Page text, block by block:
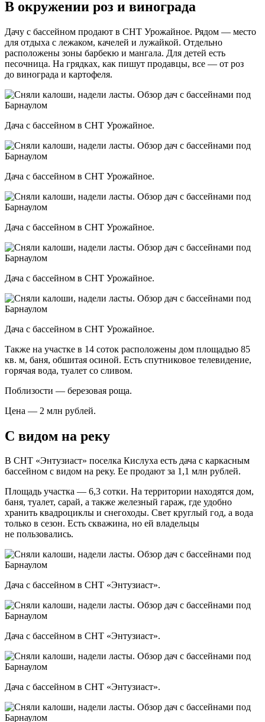
В окружении роз и винограда
Дачу с бассейном продают в СНТ Урожайное. Рядом — место
для отдыха с лежаком, качелей и лужайкой. Отдельно
расположены зоны барбекю и мангала. Для детей есть
песочница. На грядках, как пишут продавцы, все — от роз
до винограда и картофеля.
Дача с бассейном в СНТ Урожайное.
Дача с бассейном в СНТ Урожайное.
Дача с бассейном в СНТ Урожайное.
Дача с бассейном в СНТ Урожайное.
Дача с бассейном в СНТ Урожайное.
Также на участке в 14 соток расположены дом площадью 85
кв. м, баня, обшитая осиной. Есть спутниковое телевидение,
горячая вода, туалет со сливом.
Поблизости — березовая роща.
Цена — 2 млн рублей.
С видом на реку
В СНТ «Энтузиаст» поселка Кислуха есть дача с каркасным
бассейном с видом на реку. Ее продают за 1,1 млн рублей.
Площадь участка — 6,3 сотки. На территории находятся дом,
баня, туалет, сарай, а также железный гараж, где удобно
хранить квадроциклы и снегоходы. Свет круглый год, а вода
только в сезон. Есть скважина, но ей владельцы
не пользовались.
Дача с бассейном в СНТ «Энтузиаст».
Дача с бассейном в СНТ «Энтузиаст».
Дача с бассейном в СНТ «Энтузиаст».